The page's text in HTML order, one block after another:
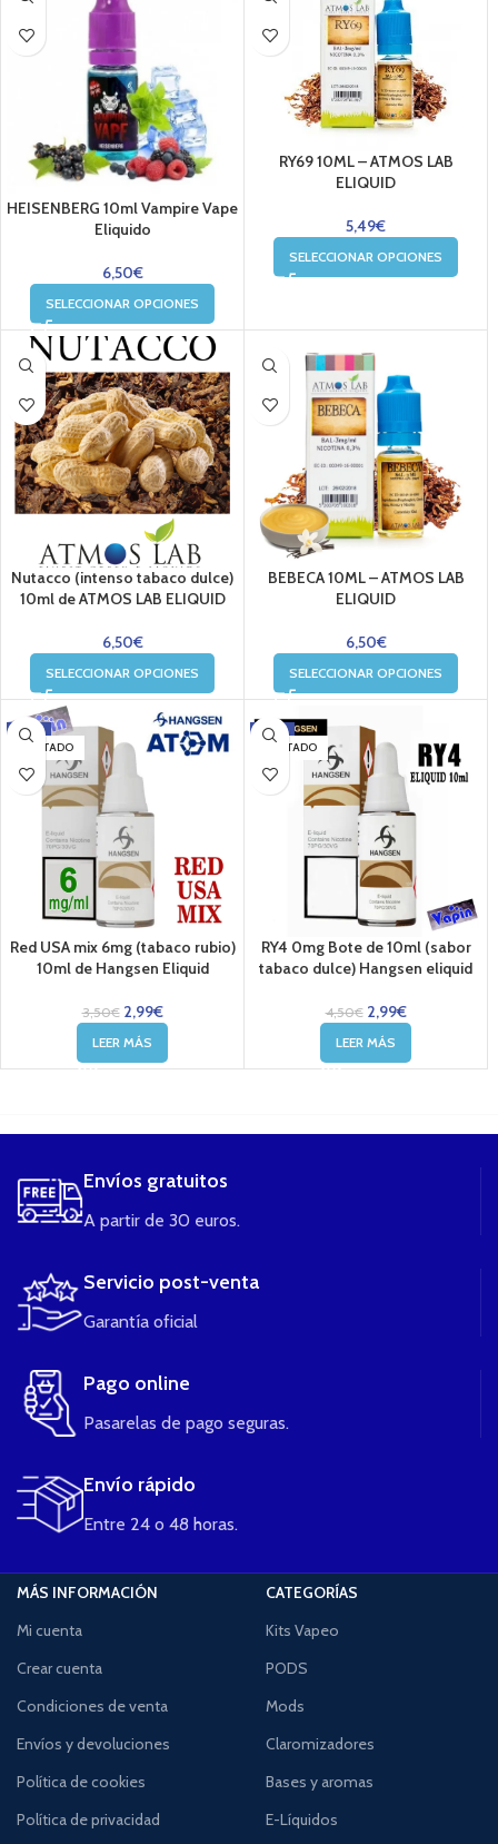
HEISENBERG 10ml Vampire Vape
Eliquido
6,50€
SELECCIONAR OPCIONES
RY69 10ML – ATMOS LAB
ELIQUID
5,49€
SELECCIONAR OPCIONES
Nutacco (intenso tabaco dulce)
10ml de ATMOS LAB ELIQUID
6,50€
SELECCIONAR OPCIONES
BEBECA 10ML – ATMOS LAB
ELIQUID
6,50€
SELECCIONAR OPCIONES
-15%
AGOTADO
Red USA mix 6mg (tabaco rubio)
10ml de Hangsen Eliquid
3,50€ 2,99€
LEER MÁS
-34%
AGOTADO
RY4 0mg Bote de 10ml (sabor
tabaco dulce) Hangsen eliquid
4,50€ 2,99€
LEER MÁS
Envíos gratuitos
A partir de 30 euros.
Servicio post-venta
Garantía oficial
Pago online
Pasarelas de pago seguras.
Envío rápido
Entre 24 o 48 horas.
MÁS INFORMACIÓN
Mi cuenta
Crear cuenta
Condiciones de venta
Envíos y devoluciones
Política de cookies
Política de privacidad
CATEGORÍAS
Kits Vapeo
PODS
Mods
Claromizadores
Bases y aromas
E-Líquidos